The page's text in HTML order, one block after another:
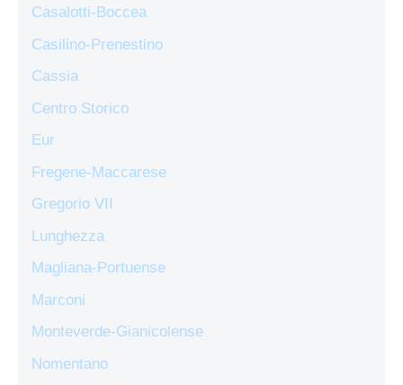
Casalotti-Boccea
Casilino-Prenestino
Cassia
Centro Storico
Eur
Fregene-Maccarese
Gregorio VII
Lunghezza
Magliana-Portuense
Marconi
Monteverde-Gianicolense
Nomentano